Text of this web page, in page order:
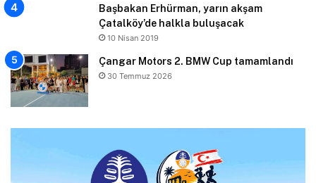
Başbakan Erhürman, yarın akşam
Çatalköy’de halkla buluşacak
10 Nisan 2019
Çangar Motors 2. BMW Cup tamamlandı
30 Temmuz 2026